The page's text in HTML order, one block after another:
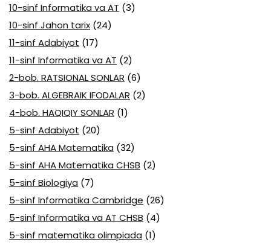
10-sinf Informatika va AT (3)
10-sinf Jahon tarix (24)
11-sinf Adabiyot (17)
11-sinf Informatika va AT (2)
2-bob. RATSIONAL SONLAR (6)
3-bob. ALGEBRAIK IFODALAR (2)
4-bob. HAQIQIY SONLAR (1)
5-sinf Adabiyot (20)
5-sinf AHA Matematika (32)
5-sinf AHA Matematika CHSB (2)
5-sinf Biologiya (7)
5-sinf Informatika Cambridge (26)
5-sinf Informatika va AT CHSB (4)
5-sinf matematika olimpiada (1)